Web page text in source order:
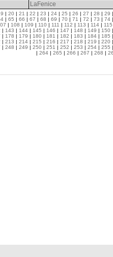
LaFenice
| 20 | 21 | 22 | 23 | 24 | 25 | 26 | 27 | 28 | 29 |
| 65 | 66 | 67 | 68 | 69 | 70 | 71 | 72 | 73 | 74 |
| 108 | 109 | 110 | 111 | 112 | 113 | 114 | 115
| 143 | 144 | 145 | 146 | 147 | 148 | 149 | 150 |
| 178 | 179 | 180 | 181 | 182 | 183 | 184 | 185 |
| 213 | 214 | 215 | 216 | 217 | 218 | 219 | 220 |
| 248 | 249 | 250 | 251 | 252 | 253 | 254 | 255 |
| 264 | 265 | 266 | 267 | 268 |